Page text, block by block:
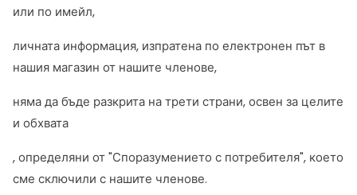
или по имейл,
личната информация, изпратена по електронен път в
нашия магазин от нашите членове,
няма да бъде разкрита на трети страни, освен за целите
и обхвата
, определяни от "Споразумението с потребителя", което
сме сключили с нашите членове.